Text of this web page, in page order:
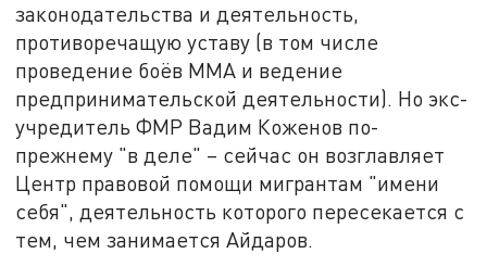
законодательства и деятельность,
противоречащую уставу (в том числе
проведение боёв ММА и ведение
предпринимательской деятельности). Но экс-
учредитель ФМР Вадим Коженов по-
прежнему "в деле" – сейчас он возглавляет
Центр правовой помощи мигрантам "имени
себя", деятельность которого пересекается с
тем, чем занимается Айдаров.